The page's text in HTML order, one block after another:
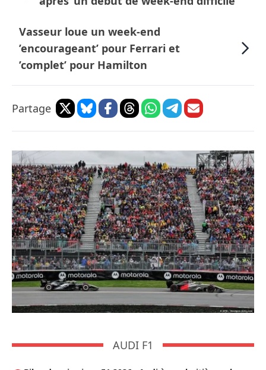
Vasseur loue un week-end
’encourageant’ pour Ferrari et
’complet’ pour Hamilton
Partage
AUDI F1